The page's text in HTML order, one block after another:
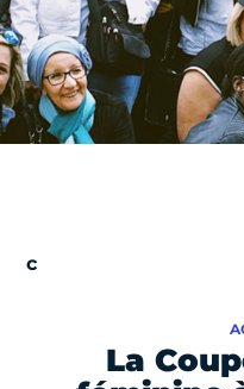
La